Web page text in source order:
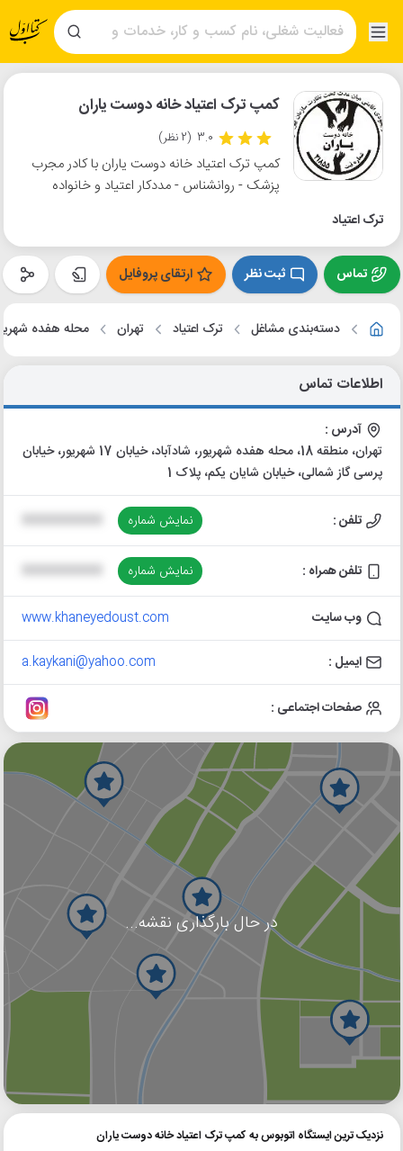
کمپ ترک اعتیاد خانه دوست یاران
3.0 (2 نظر)
کمپ ترک اعتیاد خانه دوست یاران با کادر مجرب
پزشک - روانشناس - مددکار اعتیاد و خانواده
ترک اعتیاد
تماس ثبت نظر ارتقای پروفایل
دسته‌بندی مشاغل ترک اعتیاد تهران محله هفده
اطلاعات تماس
آدرس :
تهران، منطقه 18، محله هفده شهریور، شادآباد، خیابان 17 شهریور، خیابان
پرسی گاز شمالی، خیابان شایان یکم، پلاک 1
تلفن : نمایش شماره
تلفن همراه : نمایش شماره
وب سایت www.khaneyedoust.com
ایمیل : a.kaykani@yahoo.com
صفحات اجتماعی :
در حال بارگذاری نقشه...
گوگل
نزدیک ترین ایستگاه اتوبوس به کمپ ترک اعتیاد خانه دوست یاران